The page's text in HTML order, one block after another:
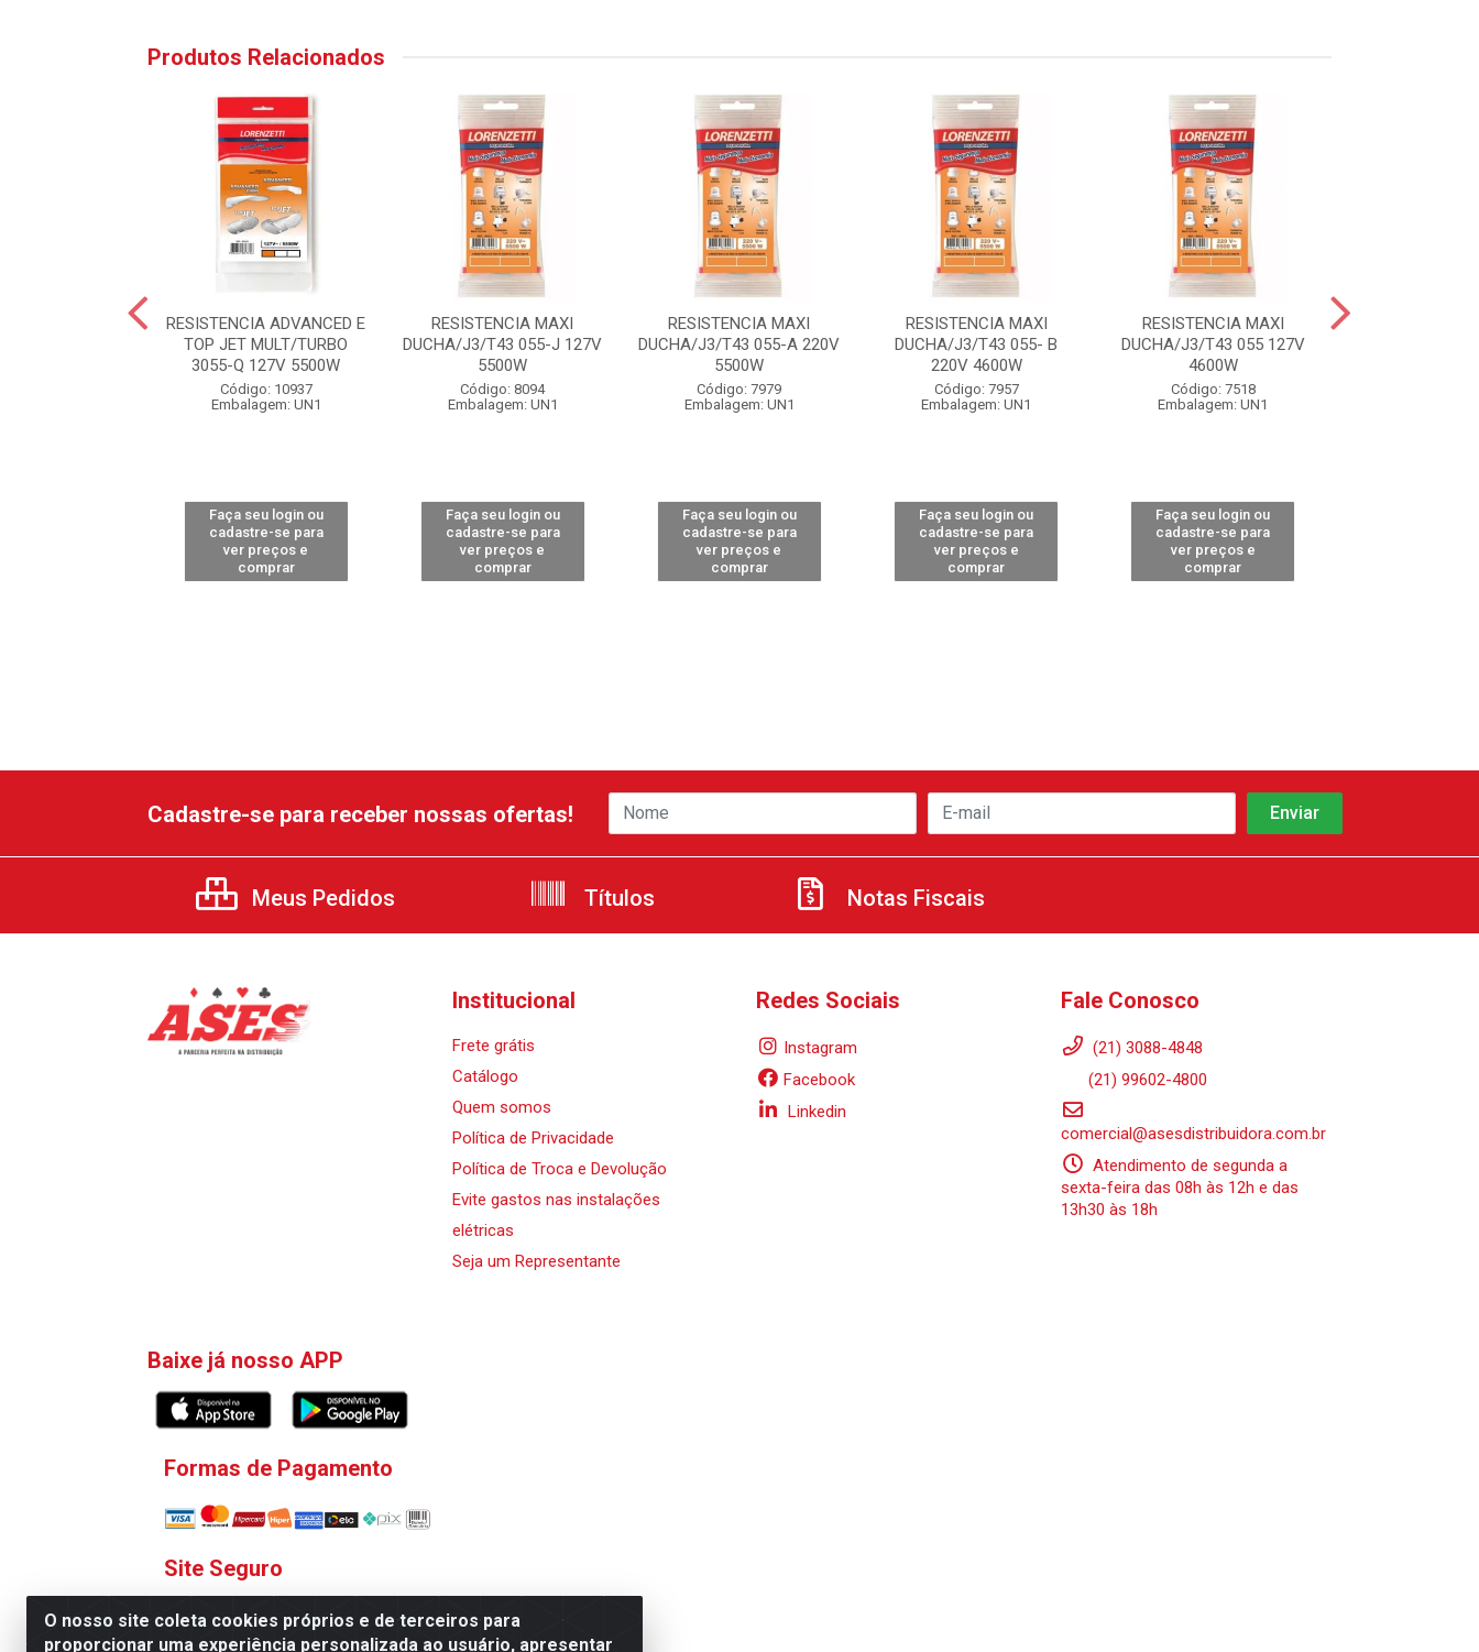
Produtos Relacionados
RESISTENCIA ADVANCED E
TOP JET MULT/TURBO
3055-Q 127V 5500W
Código: 10937
Embalagem: UN1
Faça seu login ou
cadastre-se para
ver preços e
comprar
RESISTENCIA MAXI
DUCHA/J3/T43 055-J 127V
5500W
Código: 8094
Embalagem: UN1
Faça seu login ou
cadastre-se para
ver preços e
comprar
RESISTENCIA MAXI
DUCHA/J3/T43 055-A 220V
5500W
Código: 7979
Embalagem: UN1
Faça seu login ou
cadastre-se para
ver preços e
comprar
RESISTENCIA MAXI
DUCHA/J3/T43 055- B
220V 4600W
Código: 7957
Embalagem: UN1
Faça seu login ou
cadastre-se para
ver preços e
comprar
RESISTENCIA MAXI
DUCHA/J3/T43 055 127V
4600W
Código: 7518
Embalagem: UN1
Faça seu login ou
cadastre-se para
ver preços e
comprar
O nosso site coleta cookies próprios e de terceiros para
proporcionar uma experiência personalizada ao usuário, apresentar
Cadastre-se para receber nossas ofertas!
Meus Pedidos Títulos Notas Fiscais
Institucional
Frete grátis
Catálogo
Quem somos
Política de Privacidade
Política de Troca e Devolução
Evite gastos nas instalações
elétricas
Seja um Representante
Redes Sociais
Instagram
Facebook
Linkedin
Fale Conosco
(21) 3088-4848
(21) 99602-4800
comercial@asesdistribuidora.com.br
Atendimento de segunda a
sexta-feira das 08h às 12h e das
13h30 às 18h
Baixe já nosso APP
Formas de Pagamento
Site Seguro